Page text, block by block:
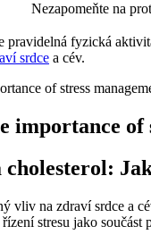
Nezapomeňte na
fyzická
srdce a cév.
importance of
cholesterol:
vliv na zdraví srdce a
stresu jako součást